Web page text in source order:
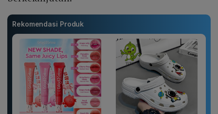
Rekomendasi Produk